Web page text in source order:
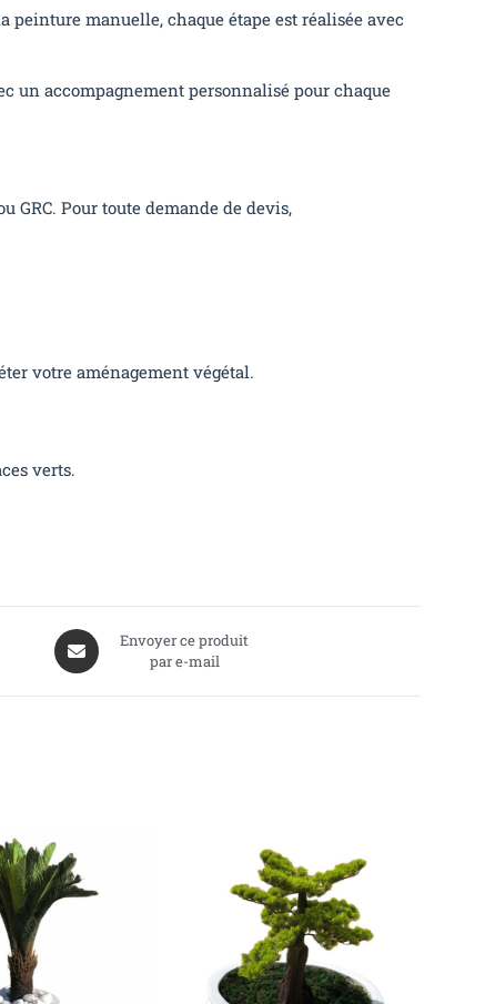
peinture manuelle, chaque étape est réalisée avec
un accompagnement personnalisé pour chaque
GRC. Pour toute demande de devis,
votre aménagement végétal.
verts.
Envoyer ce produit
par e-mail